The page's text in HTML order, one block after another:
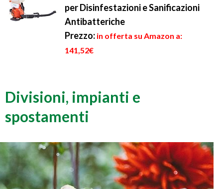
per Disinfestazioni e Sanificazioni
Antibatteriche
Prezzo: in offerta su Amazon a:
141,52€
Divisioni, impianti e
spostamenti